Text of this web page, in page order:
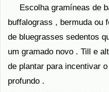
Escolha gramíneas de
buffalograss , bermuda ou
de bluegrasses sedentos
um gramado novo . Till e
de plantar para incentivar
profundo .